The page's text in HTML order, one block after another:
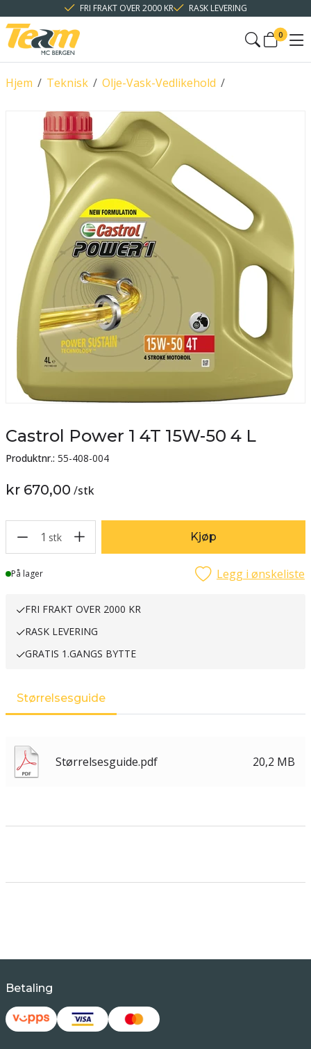
FRI FRAKT OVER 2000 KR RASK LEVERING
0
/
Hjem /
Teknisk /
Olje-Vask-Vedlikehold
Castrol Power 1 4T 15W-50 4 L
Produktnr.: 55-408-004
kr 670,00 /stk
1 stk Kjøp
Lager
På lager Legg i ønskeliste
FRI FRAKT OVER 2000 KR
RASK LEVERING
GRATIS 1.GANGS BYTTE
Størrelsesguide
Størrelsesguide.pdf 20,2 MB
Betaling